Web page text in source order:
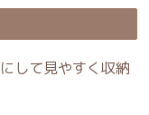
して見やすく収納